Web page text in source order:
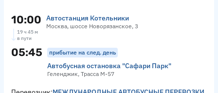
10:00 Автостанция Котельники
Москва, шоссе Новорязанское, 3
19 ч 45 м
в пути
05:45 прибытие на след. день
Автобусная остановка "Сафари Парк"
Геленджик, Трасса М-57